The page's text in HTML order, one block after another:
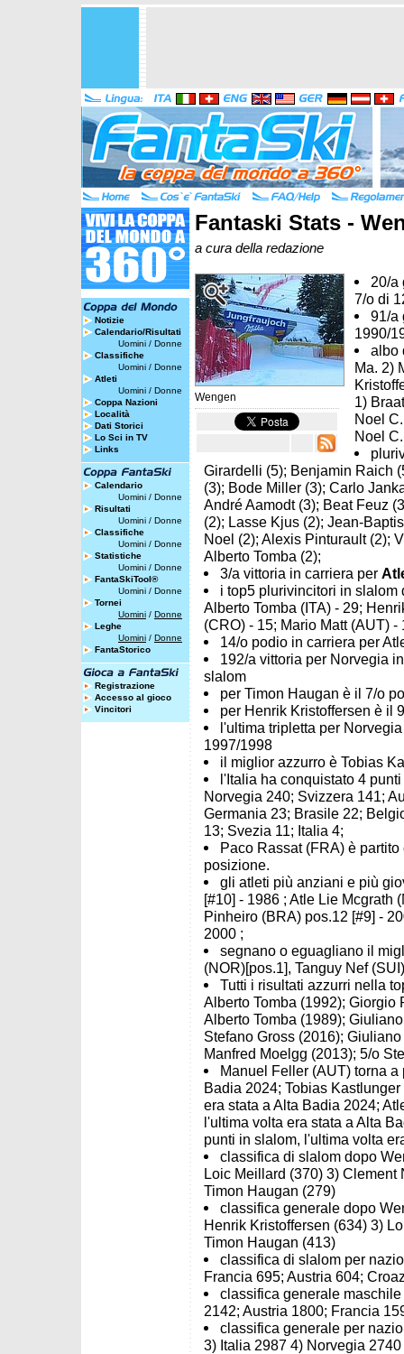
Notizie
Calendario/Risultati
Uomini / Donne
Classifiche
Uomini / Donne
Atleti
Uomini / Donne
Coppa Nazioni
Località
Dati Storici
Lo Sci in TV
Links
Calendario
Uomini / Donne
Risultati
Uomini / Donne
Classifiche
Uomini / Donne
Statistiche
Uomini / Donne
FantaSkiTool®
Uomini / Donne
Tornei
Uomini / Donne
Leghe
Uomini / Donne
FantaStorico
Registrazione
Accesso al gioco
Vincitori
Fantaski Stats -
a cura della redazione
Wengen
20/a
7/o di
91/a
1990/
albo
Ma. 2)
1)
Noel
Noel
Girardelli (5); Benjamin Raich
(3); Bode Miller (3); Carlo
André Aamodt (3); Beat Feuz
(2); Lasse Kjus (2); Jean-
Noel (2); Alexis Pinturault (2);
Alberto Tomba (2);
3/a vittoria in carriera per
i top5 plurivincitori in slalom
Alberto Tomba (ITA) - 29;
(CRO) - 15; Mario Matt (AUT) -
14/o podio in carriera per
192/a vittoria per Norvegia
slalom
per Timon Haugan è il 7/o
per Henrik Kristoffersen è il
l'ultima tripletta per
1997/1998
il miglior azzurro è Tobias
l'Italia ha conquistato 4
Norvegia 240; Svizzera 141;
Germania 23; Brasile 22;
13; Svezia 11; Italia 4;
Paco Rassat (FRA) è
posizione.
gli atleti più anziani e più
[#10] - 1986 ; Atle Lie Mcgrath
Pinheiro (BRA) pos.12 [#9] -
2000 ;
segnano o eguagliano il
(NOR)[pos.1], Tanguy Nef
Tutti i risultati azzurri nella
Alberto Tomba (1992); Giorgio
Alberto Tomba (1989);
Stefano Gross (2016);
Manfred Moelgg (2013); 5/o
Manuel Feller (AUT) torna
Badia 2024; Tobias
era stata a Alta Badia 2024;
l'ultima volta era stata a Alta
punti in slalom, l'ultima volta
classifica di slalom dopo
Loic Meillard (370) 3) Clement
Timon Haugan (279)
classifica generale dopo
Henrik Kristoffersen (634) 3)
Timon Haugan (413)
classifica di slalom per
Francia 695; Austria 604;
classifica generale
2142; Austria 1800; Francia
classifica generale per
3) Italia 2987 4) Norvegia